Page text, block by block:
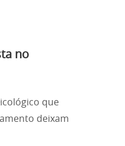
no
que
deixam